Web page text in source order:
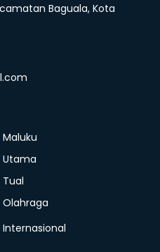
Baguala, Kota
Maluku
Utama
Tual
Olahraga
Internasional